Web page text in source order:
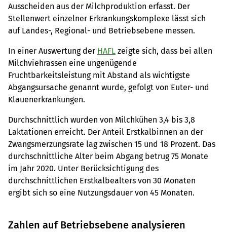
Ausscheiden aus der Milchproduktion erfasst. Der
Stellenwert einzelner Erkrankungskomplexe lässt sich
auf Landes-, Regional- und Betriebsebene messen.
In einer Auswertung der HAFL zeigte sich, dass bei allen
Milchviehrassen eine ungenügende
Fruchtbarkeitsleistung mit Abstand als wichtigste
Abgangsursache genannt wurde, gefolgt von Euter- und
Klauenerkrankungen.
Durchschnittlich wurden von Milchkühen 3,4 bis 3,8
Laktationen erreicht. Der Anteil Erstkalbinnen an der
Zwangsmerzungsrate lag zwischen 15 und 18 Prozent. Das
durchschnittliche Alter beim Abgang betrug 75 Monate
im Jahr 2020. Unter Berücksichtigung des
durchschnittlichen Erstkalbealters von 30 Monaten
ergibt sich so eine Nutzungsdauer von 45 Monaten.
Zahlen auf Betriebsebene analysieren